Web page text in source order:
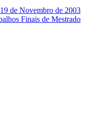
de Novembro de 2003
Finais de Mestrado